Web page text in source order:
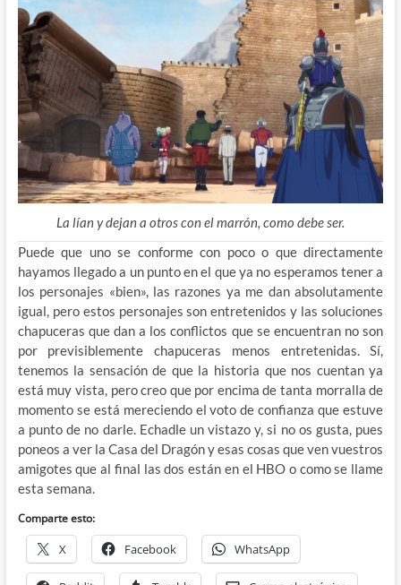
La lían y dejan a otros con el marrón, como debe ser.
Puede que uno se conforme con poco o que directamente
hayamos llegado a un punto en el que ya no esperamos tener a
los personajes «bien», las razones ya me dan absolutamente
igual, pero estos personajes son entretenidos y las soluciones
chapuceras que dan a los conflictos que se encuentran no son
por previsiblemente chapuceras menos entretenidas. Sí,
tenemos la sensación de que la historia que nos cuentan ya
está muy vista, pero creo que por encima de tanta morralla de
momento se está mereciendo el voto de confianza que estuve
a punto de no darle. Echadle un vistazo y, si no os gusta, pues
poneos a ver la Casa del Dragón y esas cosas que ven vuestros
amigotes que al final las dos están en el HBO o como se llame
esta semana.
Comparte esto:
X Facebook WhatsApp